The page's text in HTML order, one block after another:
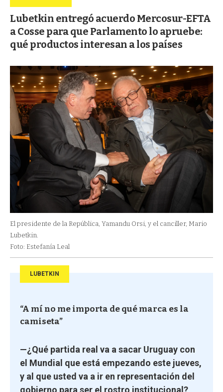
Lubetkin entregó acuerdo Mercosur-EFTA
a Cosse para que Parlamento lo apruebe:
qué productos interesan a los países
El presidente de la República, Yamandu Orsi, y el canciller, Mario
Lubetkin.
Foto: Estefanía Leal
LUBETKIN
“A mí no me importa de qué marca es la
camiseta”
—¿Qué partida real va a sacar Uruguay con
el Mundial que está empezando este jueves,
y al que usted va a ir en representación del
gobierno para ser el rostro institucional?